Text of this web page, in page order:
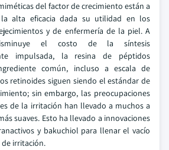
del factor de crecimiento están a
alta eficacia dada su utilidad en los
y de enfermería de la piel. A
el costo de la síntesis
impulsada, la resina de péptidos
común, incluso a escala de
retinoides siguen siendo el estándar de
sin embargo, las preocupaciones
de la irritación han llevado a muchos a
suaves. Esto ha llevado a innovaciones
y bakuchiol para llenar el vacío
irritación.